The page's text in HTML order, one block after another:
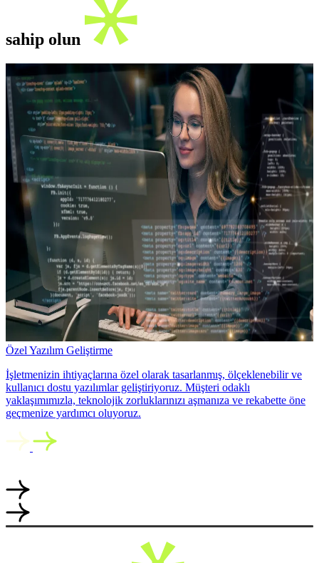
sahip olun
Özel Yazılım Geliştirme
İşletmenizin ihtiyaçlarına özel olarak tasarlanmış, ölçeklenebilir ve
kullanıcı dostu yazılımlar geliştiriyoruz. Müşteri odaklı
yaklaşımımızla, teknolojik zorluklarınızı aşmanıza ve rekabette öne
geçmenize yardımcı oluyoruz.